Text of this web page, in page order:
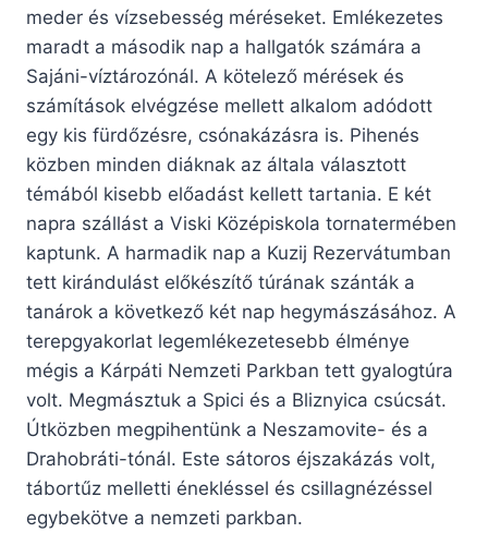
meder és vízsebesség méréseket. Emlékezetes
maradt a második nap a hallgatók számára a
Sajáni-víztározónál. A kötelező mérések és
számítások elvégzése mellett alkalom adódott
egy kis fürdőzésre, csónakázásra is. Pihenés
közben minden diáknak az általa választott
témából kisebb előadást kellett tartania. E két
napra szállást a Viski Középiskola tornatermében
kaptunk. A harmadik nap a Kuzij Rezervátumban
tett kirándulást előkészítő túrának szánták a
tanárok a következő két nap hegymászásához. A
terepgyakorlat legemlékezetesebb élménye
mégis a Kárpáti Nemzeti Parkban tett gyalogtúra
volt. Megmásztuk a Spici és a Bliznyica csúcsát.
Útközben megpihentünk a Neszamovite- és a
Drahobráti-tónál. Este sátoros éjszakázás volt,
tábortűz melletti énekléssel és csillagnézéssel
egybekötve a nemzeti parkban.